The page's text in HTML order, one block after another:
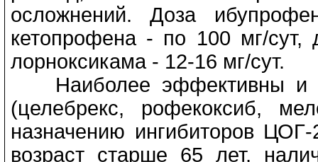
осложнений. Доза
кетопрофена - по 100 мг/
лорноксикама - 12-16 мг/сут.
Наиболее эффективны и
(целебрекс, рофекоксиб,
назначению ингибиторов
возраст старше 65 лет,